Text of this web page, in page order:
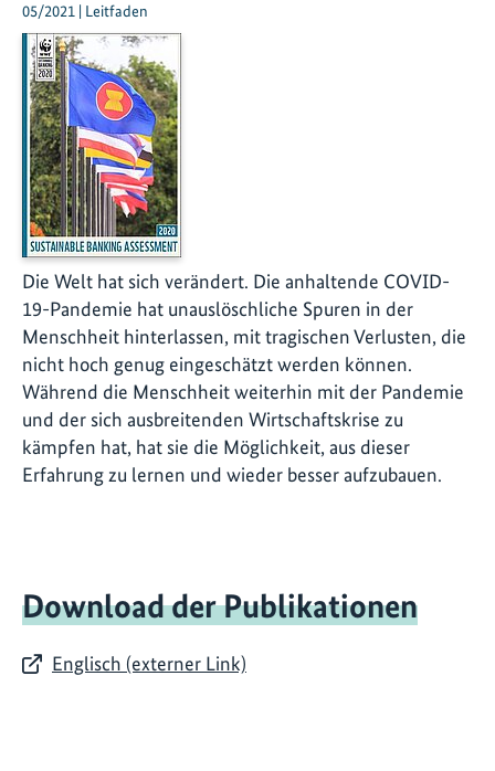
05/2021 | Leitfaden
Die Welt hat sich verändert. Die anhaltende COVID-
19-Pandemie hat unauslöschliche Spuren in der
Menschheit hinterlassen, mit tragischen Verlusten, die
nicht hoch genug eingeschätzt werden können.
Während die Menschheit weiterhin mit der Pandemie
und der sich ausbreitenden Wirtschaftskrise zu
kämpfen hat, hat sie die Möglichkeit, aus dieser
Erfahrung zu lernen und wieder besser aufzubauen.
Download der Publikationen
Englisch (externer Link)